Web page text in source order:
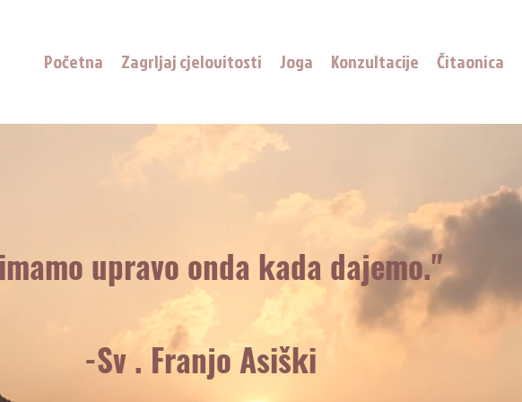
Početna Zagrljaj cjelovitosti Joga Konzultacije Čitaonica
upravo onda kada dajemo."
-Sv . Franjo Asiški